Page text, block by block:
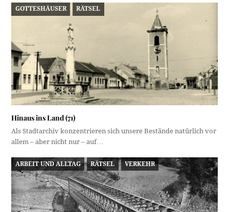
GOTTESHÄUSER RÄTSEL
Hinaus ins Land (71)
Als Stadtarchiv konzentrieren sich unsere Bestände natürlich vor
allem – aber nicht nur – auf…
ARBEIT UND ALLTAG RÄTSEL VERKEHR